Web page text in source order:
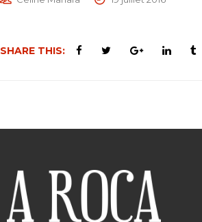
SHARE THIS: